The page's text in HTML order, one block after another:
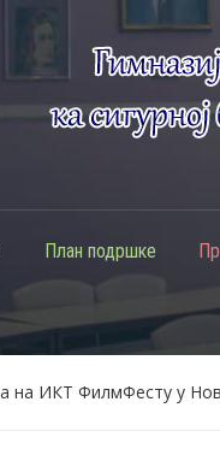
План подршке
на ИКТ ФилмФесту у